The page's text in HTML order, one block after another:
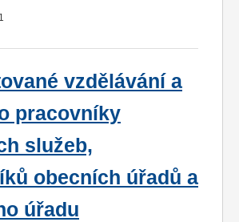
vzdělávání a
pracovníky
služeb,
obecních úřadů a
úřadu